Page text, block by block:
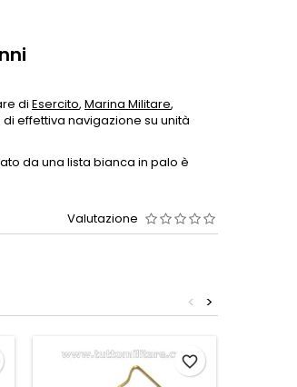
di Esercito, Marina Militare,
di effettiva navigazione su unità
da una lista bianca in palo è
Valutazione
>
<
favorite_border